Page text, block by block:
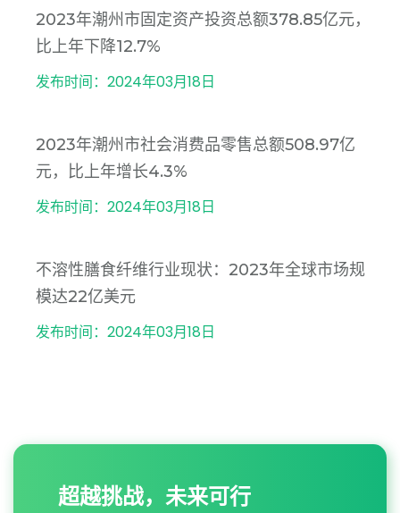
2023年潮州市固定资产投资总额378.85亿元，
比上年下降12.7%
发布时间：2024年03月18日
2023年潮州市社会消费品零售总额508.97亿
元，比上年增长4.3%
发布时间：2024年03月18日
不溶性膳食纤维行业现状：2023年全球市场规
模达22亿美元
发布时间：2024年03月18日
超越挑战，未来可行